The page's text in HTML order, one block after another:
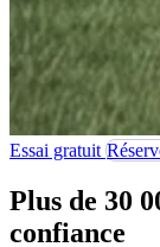
Essai gratuit
Plus de 30
confiance